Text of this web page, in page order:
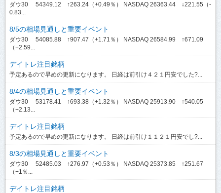
ダウ30 54349.12 ↑263.24（+0.49％） NASDAQ 26363.44 ↓221.55（-
0.83...
8/5の相場見通しと重要イベント
ダウ30 54085.88 ↑907.47（+1.71％） NASDAQ 26584.99 ↑671.09
（+2.59...
デイトレ注目銘柄
予定あるので早めの更新になります。 日経は前引け４２１円安でした?...
8/4の相場見通しと重要イベント
ダウ30 53178.41 ↑693.38（+1.32％） NASDAQ 25913.90 ↑540.05
（+2.13...
デイトレ注目銘柄
予定あるので早めの更新になります。 日経は前引け１１２１円安でし?...
8/3の相場見通しと重要イベント
ダウ30 52485.03 ↑276.97（+0.53％） NASDAQ 25373.85 ↑251.67
（+1％...
デイトレ注目銘柄